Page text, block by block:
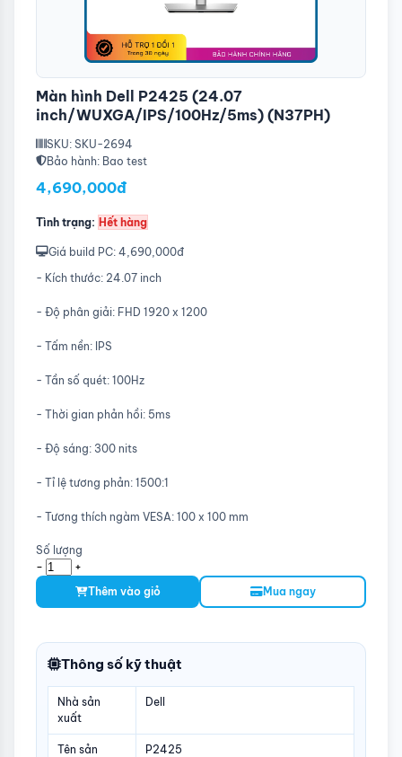
Màn hình Dell P2425 (24.07
inch/WUXGA/IPS/100Hz/5ms) (N37PH)
SKU: SKU-2694
Bảo hành: Bao test
4,690,000đ
Tình trạng: Hết hàng
Giá build PC: 4,690,000đ
- Kích thước: 24.07 inch
- Độ phân giải: FHD 1920 x 1200
- Tấm nền: IPS
- Tần số quét: 100Hz
- Thời gian phản hồi: 5ms
- Độ sáng: 300 nits
- Tỉ lệ tương phản: 1500:1
- Tương thích ngàm VESA: 100 x 100 mm
Số lượng
- +
Thêm vào giỏ Mua ngay
Thông số kỹ thuật
Nhà sản
xuất
Dell
Tên sản
P2425